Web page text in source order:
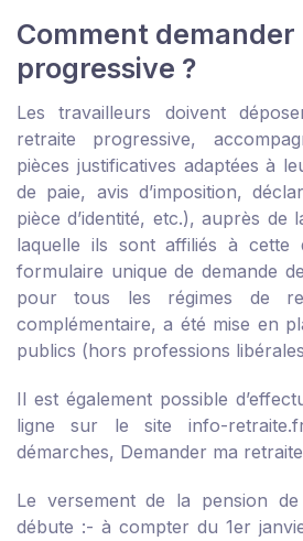
Comment
progressive ?
Les travailleurs doivent
retraite progressive,
pièces justificatives adaptées à
de paie, avis d’imposition,
pièce d’identité, etc.), auprès de
laquelle ils sont affiliés à cette
formulaire unique de demande
pour tous les régimes de
complémentaire, a été mise en
publics (hors professions
Il est également possible
ligne sur le site info-
démarches, Demander ma
Le versement de la pension
débute :- à compter du 1er